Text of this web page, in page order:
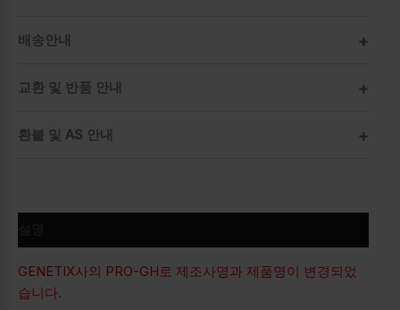
배송안내
교환 및 반품 안내
환불 및 AS 안내
GENETIX사의 PRO-GH로 제조사명과 제품명이 변경되었
습니다.